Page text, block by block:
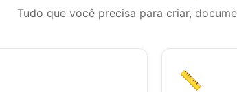
Tudo que você precisa para criar,
📏